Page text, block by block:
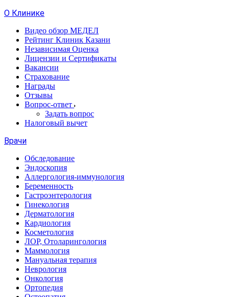
О Клинике
Видео обзор МЕДЕЛ
Рейтинг Клиник Казани
Независимая Оценка
Лицензии и Сертификаты
Вакансии
Страхование
Награды
Отзывы
Вопрос-ответ
Задать вопрос
Налоговый вычет
Врачи
Обследование
Эндоскопия
Аллергология-иммунология
Беременность
Гастроэнтерология
Гинекология
Дерматология
Кардиология
Косметология
ЛОР, Отоларингология
Маммология
Мануальная терапия
Неврология
Онкология
Ортопедия